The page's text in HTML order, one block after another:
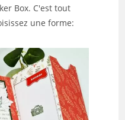
Box. C'est tout
une forme: